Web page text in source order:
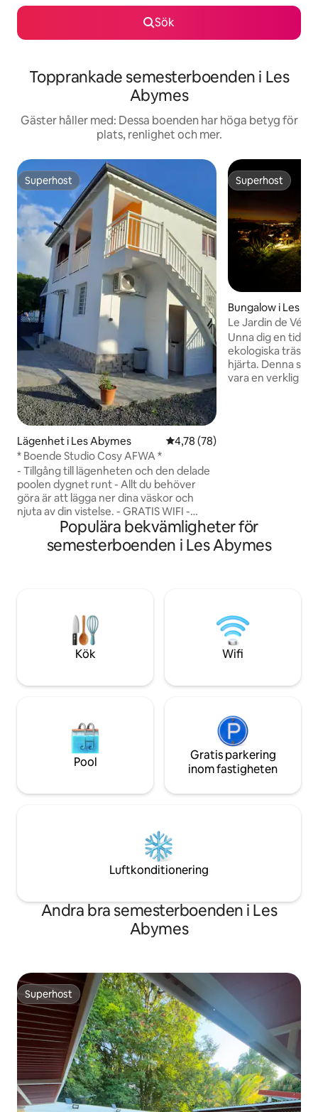
Sök
Topprankade semesterboenden i Les
Abymes
Gäster håller med: Dessa boenden har höga betyg för
plats, renlighet och mer.
Superhost
Superhost
Lägenhet i Les Abymes 4,78 av 5 i genomsnittligt
4,78 (78)
* Boende Studio Cosy AFWA *
- Tillgång till lägenheten och den delade
poolen dygnet runt - Allt du behöver
göra är att lägga ner dina väskor och
njuta av din vistelse. - GRATIS WIFI -
Netflix kommer att krydda din vistelse. -
Perfekt läge, mitt på ön, 5 minuters
bilresa till flygplatsen och 15 minuter från
Vattenkokare, kaffebryggare - Delad
tvättmaskin
Superhost
Superhost
Bungalow i Les
Le Jardin de
Unna dig en
ekologiska
hjärta. Denna
vara en verklig
Populära bekvämligheter för
semesterboenden i Les Abymes
Kök Wifi
Pool
Gratis parkering
inom fastigheten
Luftkonditionering
Andra bra semesterboenden i Les
Abymes
Superhost
Superhost